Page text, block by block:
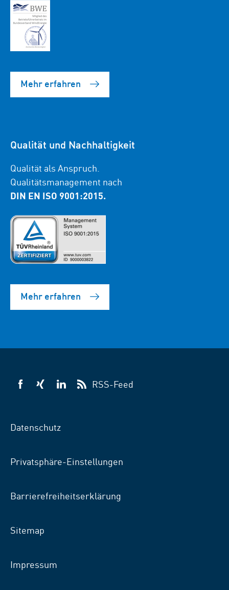
Mehr erfahren
Qualität und Nachhaltigkeit
Qualität als Anspruch.
Qualitätsmanagement nach
DIN EN ISO 9001:2015.
Mehr erfahren
VSB
VSB
VSB
RSS-Feed
Datenschutz
Privatsphäre-Einstellungen
Barrierefreiheitserklärung
Sitemap
Impressum